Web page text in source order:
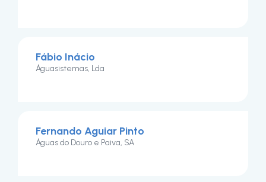
Fábio Inácio
Águasistemas, Lda
Fernando Aguiar Pinto
Águas do Douro e Paiva, SA